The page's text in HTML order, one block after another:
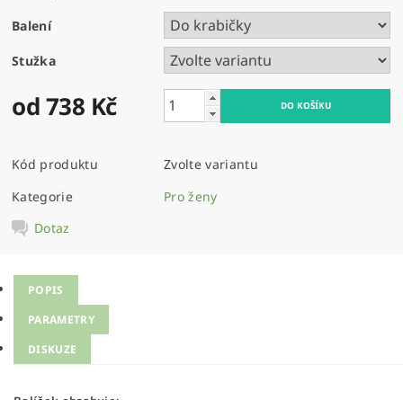
Balení
Stužka
od 738 Kč
Kód produktu
Zvolte variantu
Kategorie
Pro ženy
Dotaz
POPIS
PARAMETRY
DISKUZE